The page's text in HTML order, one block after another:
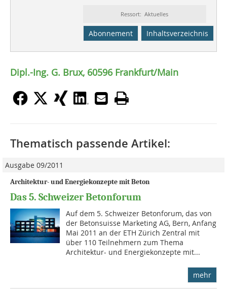
Ressort: Aktuelles
Abonnement Inhaltsverzeichnis
Dipl.-Ing. G. Brux, 60596 Frankfurt/Main
Thematisch passende Artikel:
Ausgabe 09/2011
Architektur- und Energiekonzepte mit Beton
Das 5. Schweizer Betonforum
Auf dem 5. Schweizer Betonforum, das von
der Betonsuisse Marketing AG, Bern, Anfang
Mai 2011 an der ETH Zürich Zentral mit
über 110 Teilnehmern zum Thema
Architektur- und Energiekonzepte mit...
mehr